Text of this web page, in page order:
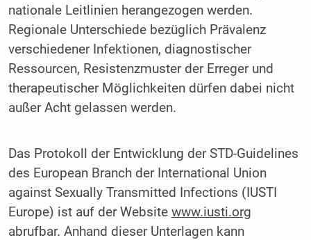
nationale Leitlinien herangezogen werden.
Regionale Unterschiede bezüglich Prävalenz
verschiedener Infektionen, diagnostischer
Ressourcen, Resistenzmuster der Erreger und
therapeutischer Möglichkeiten dürfen dabei nicht
außer Acht gelassen werden.
Das Protokoll der Entwicklung der STD-Guidelines
des European Branch der International Union
against Sexually Transmitted Infections (IUSTI
Europe) ist auf der Website www.iusti.org
abrufbar. Anhand dieser Unterlagen kann